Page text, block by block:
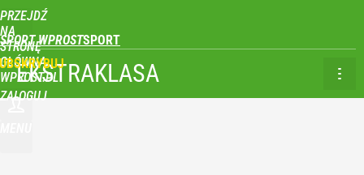
PRZEJDŹ
NA
STRONĘ
GŁÓWNĄ
WPROST.PL
SPORT WPROST
ZALOGUJ
EKSTRAKLASA